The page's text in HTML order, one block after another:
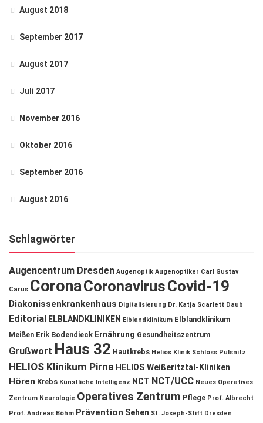
August 2018
September 2017
August 2017
Juli 2017
November 2016
Oktober 2016
September 2016
August 2016
Schlagwörter
Augencentrum Dresden Augenoptik Augenoptiker Carl Gustav
Carus CoronaCoronavirusCovid-19
Diakonissenkrankenhaus Digitalisierung Dr. Katja Scarlett Daub
Editorial ELBLANDKLINIKEN Elblandklinikum Elblandklinikum
Meißen Erik Bodendieck Ernährung Gesundheitszentrum
Grußwort Haus 32 Hautkrebs Helios Klinik Schloss Pulsnitz
HELIOS Klinikum Pirna HELIOS Weißeritztal-Kliniken
Hören Krebs Künstliche Intelligenz NCT NCT/UCC Neues Operatives
Zentrum Neurologie Operatives Zentrum Pflege Prof. Albrecht
Prof. Andreas Böhm Prävention Sehen St. Joseph-Stift Dresden